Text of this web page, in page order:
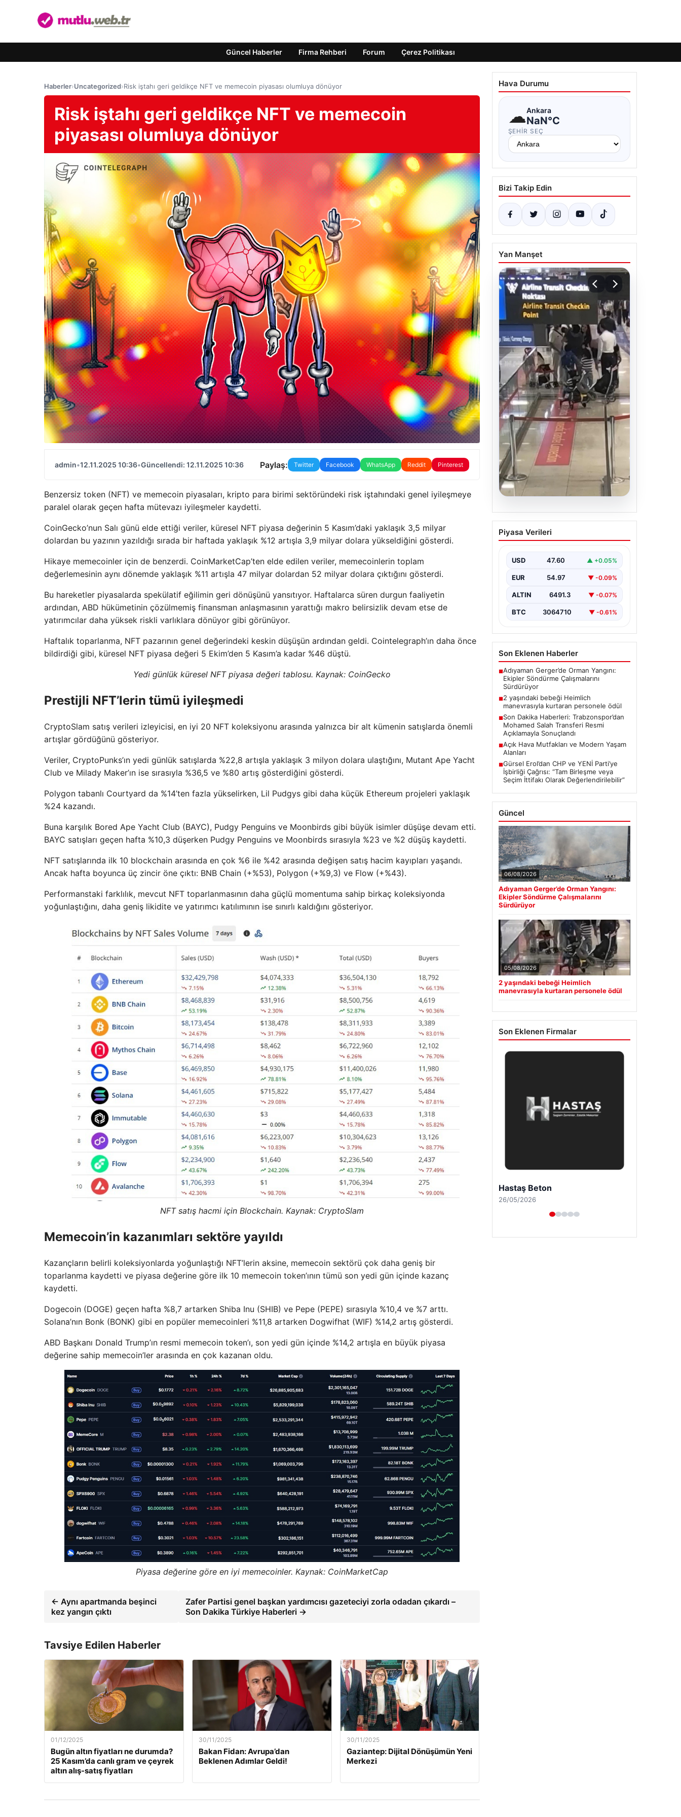
Güncel Haberler Firma Rehberi Forum Çerez Politikası
Haberler›Uncategorized›Risk iştahı geri geldikçe NFT ve memecoin piyasası olumluya dönüyor
Risk iştahı geri geldikçe NFT ve memecoin
piyasası olumluya dönüyor
admin•12.11.2025 10:36•Güncellendi: 12.11.2025 10:36 Paylaş: Twitter Facebook WhatsApp Reddit Pinterest
Benzersiz token (NFT) ve memecoin piyasaları, kripto para birimi sektöründeki risk iştahındaki genel iyileşmeye
paralel olarak geçen hafta mütevazı iyileşmeler kaydetti.
CoinGecko’nun Salı günü elde ettiği veriler, küresel NFT piyasa değerinin 5 Kasım’daki yaklaşık 3,5 milyar
dolardan bu yazının yazıldığı sırada bir haftada yaklaşık %12 artışla 3,9 milyar dolara yükseldiğini gösterdi.
Hikaye memecoinler için de benzerdi. CoinMarketCap’ten elde edilen veriler, memecoinlerin toplam
değerlemesinin aynı dönemde yaklaşık %11 artışla 47 milyar dolardan 52 milyar dolara çıktığını gösterdi.
Bu hareketler piyasalarda spekülatif eğilimin geri dönüşünü yansıtıyor. Haftalarca süren durgun faaliyetin
ardından, ABD hükümetinin çözülmemiş finansman anlaşmasının yarattığı makro belirsizlik devam etse de
yatırımcılar daha yüksek riskli varlıklara dönüyor gibi görünüyor.
Haftalık toparlanma, NFT pazarının genel değerindeki keskin düşüşün ardından geldi. Cointelegraph’ın daha önce
bildirdiği gibi, küresel NFT piyasa değeri 5 Ekim’den 5 Kasım’a kadar %46 düştü.
Yedi günlük küresel NFT piyasa değeri tablosu. Kaynak: CoinGecko
Prestijli NFT’lerin tümü iyileşmedi
CryptoSlam satış verileri izleyicisi, en iyi 20 NFT koleksiyonu arasında yalnızca bir alt kümenin satışlarda önemli
artışlar gördüğünü gösteriyor.
Veriler, CryptoPunks’ın yedi günlük satışlarda %22,8 artışla yaklaşık 3 milyon dolara ulaştığını, Mutant Ape Yacht
Club ve Milady Maker’ın ise sırasıyla %36,5 ve %80 artış gösterdiğini gösterdi.
Polygon tabanlı Courtyard da %14’ten fazla yükselirken, Lil Pudgys gibi daha küçük Ethereum projeleri yaklaşık
%24 kazandı.
Buna karşılık Bored Ape Yacht Club (BAYC), Pudgy Penguins ve Moonbirds gibi büyük isimler düşüşe devam etti.
BAYC satışları geçen hafta %10,3 düşerken Pudgy Penguins ve Moonbirds sırasıyla %23 ve %2 düşüş kaydetti.
NFT satışlarında ilk 10 blockchain arasında en çok %6 ile %42 arasında değişen satış hacim kayıpları yaşandı.
Ancak hafta boyunca üç zincir öne çıktı: BNB Chain (+%53), Polygon (+%9,3) ve Flow (+%43).
Performanstaki farklılık, mevcut NFT toparlanmasının daha güçlü momentuma sahip birkaç koleksiyonda
yoğunlaştığını, daha geniş likidite ve yatırımcı katılımının ise sınırlı kaldığını gösteriyor.
NFT satış hacmi için Blockchain. Kaynak: CryptoSlam
Memecoin’in kazanımları sektöre yayıldı
Kazançların belirli koleksiyonlarda yoğunlaştığı NFT’lerin aksine, memecoin sektörü çok daha geniş bir
toparlanma kaydetti ve piyasa değerine göre ilk 10 memecoin token’ının tümü son yedi gün içinde kazanç
kaydetti.
Dogecoin (DOGE) geçen hafta %8,7 artarken Shiba Inu (SHIB) ve Pepe (PEPE) sırasıyla %10,4 ve %7 arttı.
Solana’nın Bonk (BONK) gibi en popüler memecoinleri %11,8 artarken Dogwifhat (WIF) %14,2 artış gösterdi.
ABD Başkanı Donald Trump’ın resmi memecoin token’ı, son yedi gün içinde %14,2 artışla en büyük piyasa
değerine sahip memecoin’ler arasında en çok kazanan oldu.
Piyasa değerine göre en iyi memecoinler. Kaynak: CoinMarketCap
← Aynı apartmanda beşinci
kez yangın çıktı
Zafer Partisi genel başkan yardımcısı gazeteciyi zorla odadan çıkardı –
Son Dakika Türkiye Haberleri →
Tavsiye Edilen Haberler
01/12/2025
Bugün altın fiyatları ne durumda?
25 Kasım’da canlı gram ve çeyrek
altın alış-satış fiyatları
30/11/2025
Bakan Fidan: Avrupa’dan
Beklenen Adımlar Geldi!
30/11/2025
Gaziantep: Dijital Dönüşümün Yeni
Merkezi
Hava Durumu
☁Ankara
NaN°C
ŞEHIR SEÇ
Bizi Takip Edin
Yan Manşet
05.08.2026
2 yaşındaki bebeği
Heimlich manevrasıyla
{“title”: “2 Yaşındaki Bebeği
Güvenlik Görevlilerine Takdir
Piyasa Verileri
USD 47.60 ▲ +0.05%
EUR 54.97 ▼ -0.09%
ALTIN 6491.3 ▼ -0.07%
BTC 3064710 ▼ -0.61%
Son Eklenen Haberler
■Adıyaman Gerger’de Orman Yangını:
Ekipler Söndürme Çalışmalarını
Sürdürüyor
■2 yaşındaki bebeği Heimlich
manevrasıyla kurtaran personele ödül
■Son Dakika Haberleri: Trabzonspor’dan
Mohamed Salah Transferi Resmi
Açıklamayla Sonuçlandı
■Açık Hava Mutfakları ve Modern Yaşam
Alanları
■Gürsel Erol’dan CHP ve YENİ Parti’ye
İşbirliği Çağrısı: “Tam Birleşme veya
Seçim İttifakı Olarak Değerlendirilebilir”
Güncel
06/08/2026
Adıyaman Gerger’de Orman Yangını:
Ekipler Söndürme Çalışmalarını
Sürdürüyor
05/08/2026
2 yaşındaki bebeği Heimlich
manevrasıyla kurtaran personele ödül
Son Eklenen Firmalar
Enes Kaplan Avukatlık Bürosu
28/04/2026